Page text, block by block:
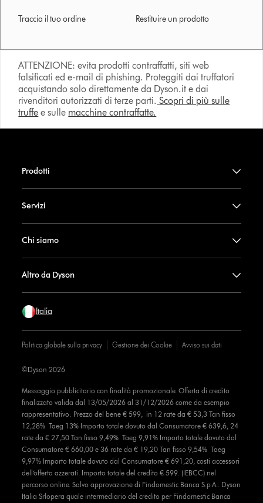
Traccia il tuo ordine Restituire un prodotto
ATTENZIONE: evita prodotti contraffatti, siti web
falsificati ed e-mail di phishing. Proteggiti dai truffatori
acquistando solo direttamente da Dyson.it e dai
rivenditori autorizzati di terze parti. Scopri di più sulle
truffe e sulle macchine contraffatte.
Prodotti
Servizi
Chi siamo
Altro da Dyson
Italia
Politica globale sulla privacy Gestione dei Cookie Avviso sui dati
Messaggio pubblicitario con finalità promozionale. Offerta di credito
finalizzato valida dal 13/05/2026 al 31/12/2026 come da esempio
rappresentativo: Prezzo del bene € 599, in 12 rate da € 53,3 Tan fisso
12,28% Taeg 13% Importo totale dovuto dal Consumatore € 639,6, 24
rate da € 27,50 Tan fisso 9,49% Taeg 9,91% Importo totale dovuto dal
Consumatore € 660,00 e 36 rate da € 19,20 Tan fisso 9,54% Taeg
9,97% Importo totale dovuto dal Consumatore € 691,20, costi accessori
dell’offerta azzerati. Importo totale del credito € 599. (IEBCC) nel
percorso online. Salvo approvazione di Findomestic Banca S.p.A.. Dyson
Italia Srlopera quale intermediario del credito per Findomestic Banca
©Dyson 2026